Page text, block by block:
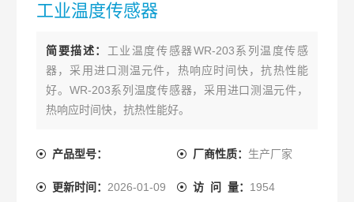
工业温度传感器
简要描述： 工业温度传感器WR-203系列温度传感
器，采用进口测温元件，热响应时间快，抗热性能
好。WR-203系列温度传感器，采用进口测温元件，
热响应时间快，抗热性能好。
产品型号： 厂商性质： 生产厂家
更新时间： 2026-01-09 访 问 量： 1954